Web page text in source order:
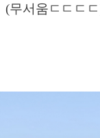
(무서움ㄷㄷㄷ